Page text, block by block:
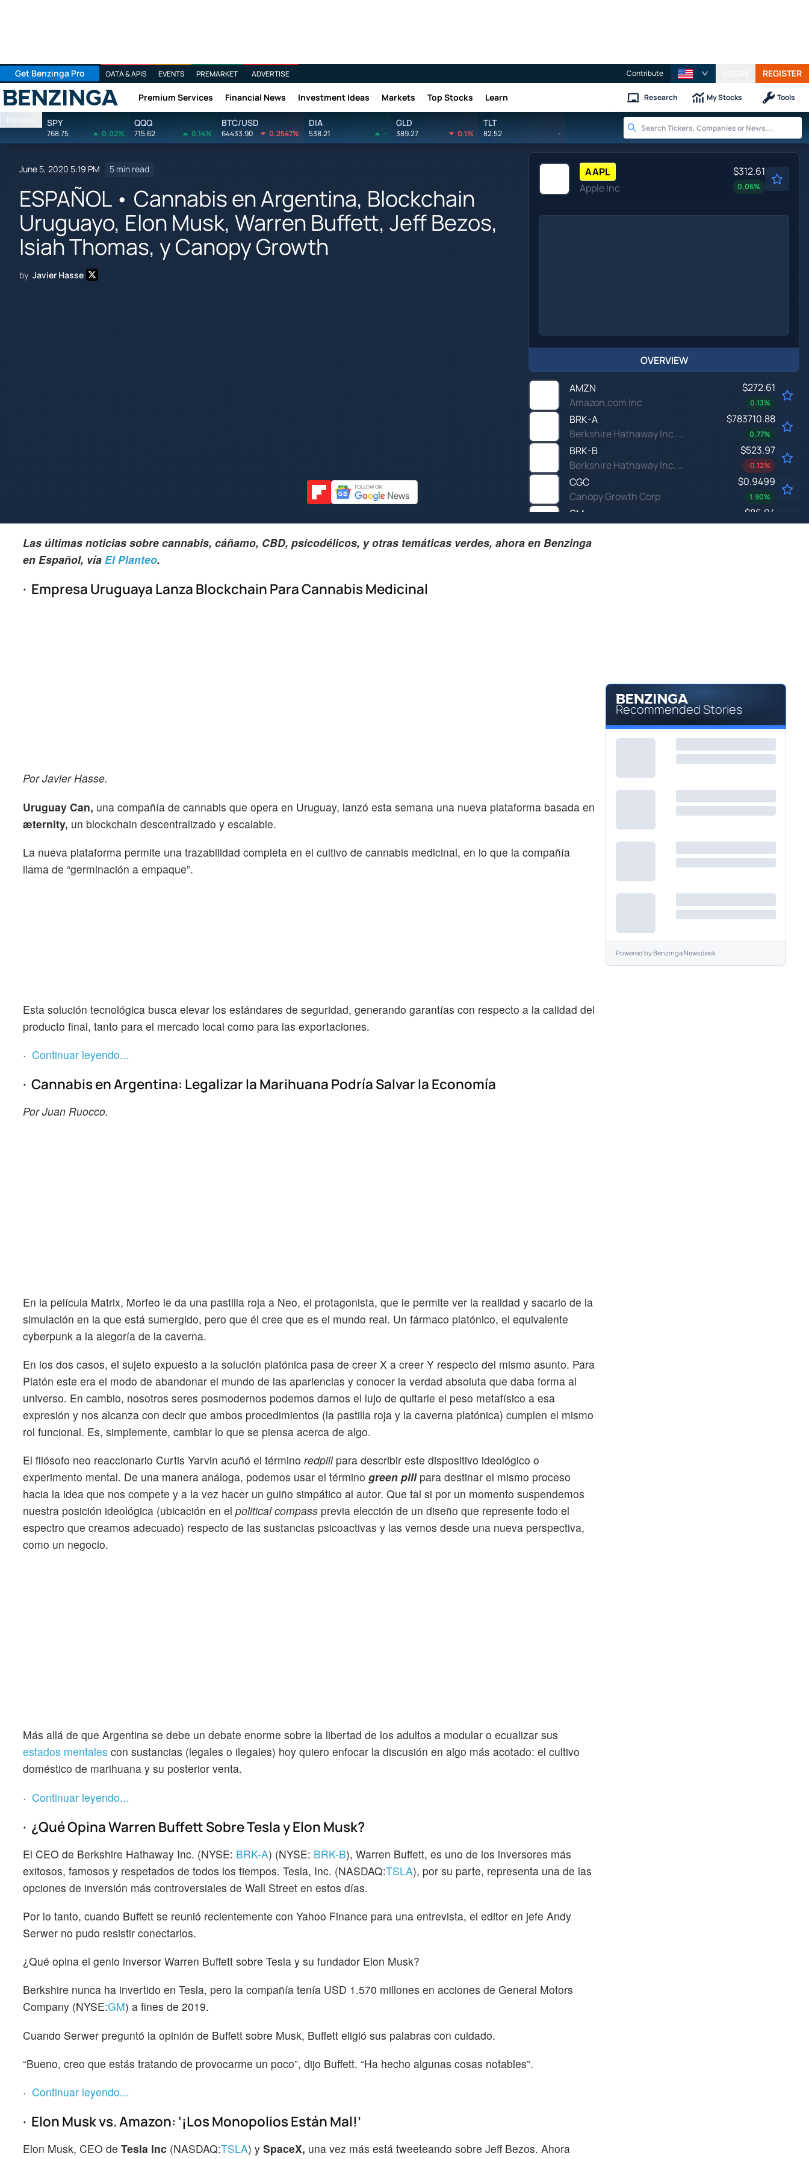
Get Benzinga Pro DATA & APIS EVENTS PREMARKET ADVERTISE Contribute REGISTER
Benzinga Premium Services Financial News Investment Ideas Markets Top Stocks Learn Research My Stocks Tools
Markets SPY
768.75 0.02%
QQQ
715.62 0.14%
BTC/USD
64433.90 0.2547%
DIA
538.21 -
GLD
389.27 0.1%
TLT
82.52 -
June 5, 2020 5:19 PM 5 min read
ESPAÑOL • Cannabis en Argentina, Blockchain
Uruguayo, Elon Musk, Warren Buffett, Jeff Bezos,
Isiah Thomas, y Canopy Growth
by Javier Hasse
AAPL
Apple Inc
$312.61
0.06%
OVERVIEW
AMZN
Amazon.com Inc
$272.61
0.13%
BRK-A
Berkshire Hathaway Inc. Common Stock
$783710.88
0.77%
BRK-B
Berkshire Hathaway Inc. New Common Stock
$523.97
-0.12%
CGC
Canopy Growth Corp
$0.9499
1.90%
GM
General Motors Co
$86.94
TSLA
Las últimas noticias sobre cannabis, cáñamo, CBD, psicodélicos, y otras temáticas verdes, ahora en Benzinga
en Español, vía El Planteo.
· Empresa Uruguaya Lanza Blockchain Para Cannabis Medicinal
Por Javier Hasse.
Uruguay Can, una compañía de cannabis que opera en Uruguay, lanzó esta semana una nueva plataforma basada en
æternity, un blockchain descentralizado y escalable.
La nueva plataforma permite una trazabilidad completa en el cultivo de cannabis medicinal, en lo que la compañía
llama de “germinación a empaque”.
Esta solución tecnológica busca elevar los estándares de seguridad, generando garantías con respecto a la calidad del
producto final, tanto para el mercado local como para las exportaciones.
· Continuar leyendo...
· Cannabis en Argentina: Legalizar la Marihuana Podría Salvar la Economía
Por Juan Ruocco.
En la película Matrix, Morfeo le da una pastilla roja a Neo, el protagonista, que le permite ver la realidad y sacarlo de la
simulación en la que está sumergido, pero que él cree que es el mundo real. Un fármaco platónico, el equivalente
cyberpunk a la alegoría de la caverna.
En los dos casos, el sujeto expuesto a la solución platónica pasa de creer X a creer Y respecto del mismo asunto. Para
Platón este era el modo de abandonar el mundo de las apariencias y conocer la verdad absoluta que daba forma al
universo. En cambio, nosotros seres posmodernos podemos darnos el lujo de quitarle el peso metafísico a esa
expresión y nos alcanza con decir que ambos procedimientos (la pastilla roja y la caverna platónica) cumplen el mismo
rol funcional. Es, simplemente, cambiar lo que se piensa acerca de algo.
El filósofo neo reaccionario Curtis Yarvin acuñó el término redpillpara describir este dispositivo ideológico o
experimento mental. De una manera análoga, podemos usar el término green pillpara destinar el mismo proceso
hacia la idea que nos compete y a la vez hacer un guiño simpático al autor. Que tal si por un momento suspendemos
nuestra posición ideológica (ubicación en el political compass previa elección de un diseño que represente todo el
espectro que creamos adecuado) respecto de las sustancias psicoactivas y las vemos desde una nueva perspectiva,
como un negocio.
Más allá de que Argentina se debe un debate enorme sobre la libertad de los adultos a modular o ecualizar sus
estados mentales con sustancias (legales o ilegales) hoy quiero enfocar la discusión en algo más acotado: el cultivo
doméstico de marihuana y su posterior venta.
· Continuar leyendo...
· ¿Qué Opina Warren Buffett Sobre Tesla y Elon Musk?
El CEO de Berkshire Hathaway Inc. (NYSE: BRK-A) (NYSE: BRK-B), Warren Buffett, es uno de los inversores más
exitosos, famosos y respetados de todos los tiempos. Tesla, Inc. (NASDAQ:TSLA), por su parte, representa una de las
opciones de inversión más controversiales de Wall Street en estos días.
Por lo tanto, cuando Buffett se reunió recientemente con Yahoo Finance para una entrevista, el editor en jefe Andy
Serwer no pudo resistir conectarlos.
¿Qué opina el genio inversor Warren Buffett sobre Tesla y su fundador Elon Musk?
Berkshire nunca ha invertido en Tesla, pero la compañía tenía USD 1.570 millones en acciones de General Motors
Company (NYSE:GM) a fines de 2019.
Cuando Serwer preguntó la opinión de Buffett sobre Musk, Buffett eligió sus palabras con cuidado.
“Bueno, creo que estás tratando de provocarme un poco”, dijo Buffett. “Ha hecho algunas cosas notables”.
· Continuar leyendo...
· Elon Musk vs. Amazon: ‘¡Los Monopolios Están Mal!’
Elon Musk, CEO de Tesla Inc (NASDAQ:TSLA) y SpaceX, una vez más está tweeteando sobre Jeff Bezos. Ahora
Recommended Stories
Powered byBenzinga Newsdesk